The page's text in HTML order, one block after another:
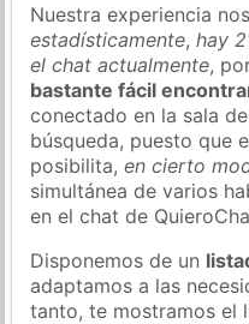
Nuestra experiencia
estadísticamente,hay
el chat actualmente,
bastante fácil
conectado en la sala
búsqueda, puesto que
posibilita,en cierto
simultánea de varios
en el chat de
Disponemos de un
adaptamos a las
tanto, te mostramos el